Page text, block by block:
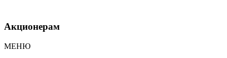
Акционерам
МЕНЮ